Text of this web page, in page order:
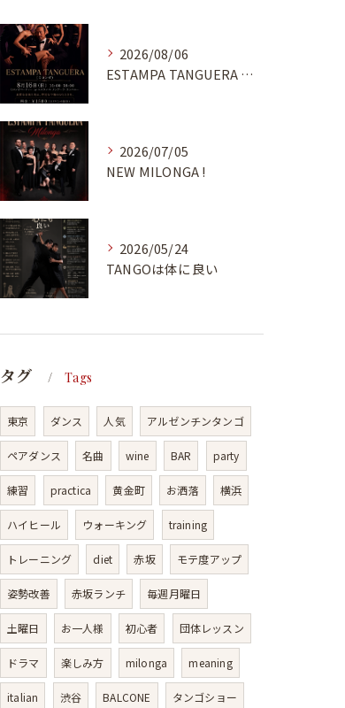
2026/08/06
ESTAMPA TANGUERA MILONGA
2026/07/05
NEW MILONGA !
2026/05/24
TANGOは体に良い
タグ Tags
東京 ダンス 人気 アルゼンチンタンゴ
ペアダンス 名曲 wine BAR party
練習 practica 黄金町 お洒落 横浜
ハイヒール ウォーキング training
トレーニング diet 赤坂 モテ度アップ
姿勢改善 赤坂ランチ 毎週月曜日
土曜日 お一人様 初心者 団体レッスン
ドラマ 楽しみ方 milonga meaning
italian 渋谷 BALCONE タンゴショー